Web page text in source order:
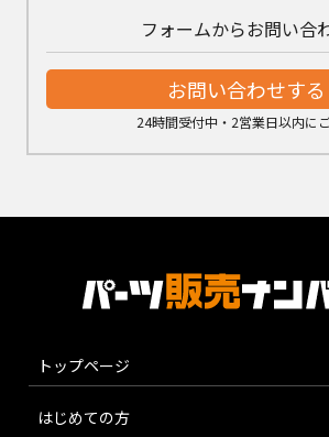
フォームからお問い合
お問い合わせする
24時間受付中・2営業日以内に
トップページ
はじめての方